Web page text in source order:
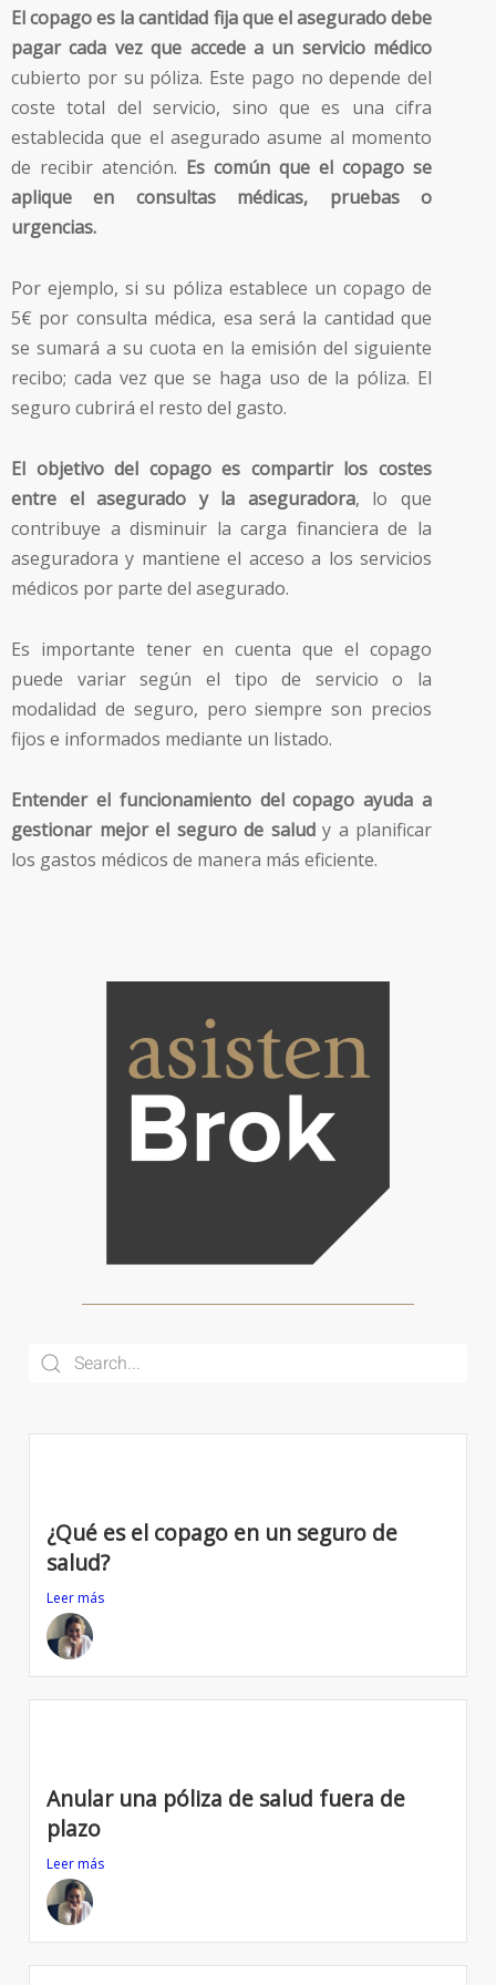
El copago es la cantidad fija que el asegurado debe
pagar cada vez que accede a un servicio médico
cubierto por su póliza. Este pago no depende del
coste total del servicio, sino que es una cifra
establecida que el asegurado asume al momento
de recibir atención. Es común que el copago se
aplique en consultas médicas, pruebas o
urgencias.
Por ejemplo, si su póliza establece un copago de
5€ por consulta médica, esa será la cantidad que
se sumará a su cuota en la emisión del siguiente
recibo; cada vez que se haga uso de la póliza. El
seguro cubrirá el resto del gasto.
El objetivo del copago es compartir los costes
entre el asegurado y la aseguradora, lo que
contribuye a disminuir la carga financiera de la
aseguradora y mantiene el acceso a los servicios
médicos por parte del asegurado.
Es importante tener en cuenta que el copago
puede variar según el tipo de servicio o la
modalidad de seguro, pero siempre son precios
fijos e informados mediante un listado.
Entender el funcionamiento del copago ayuda a
gestionar mejor el seguro de saludy a planificar
los gastos médicos de manera más eficiente.
¿Qué es el copago en un seguro de
salud?
Leer más
Anular una póliza de salud fuera de
plazo
Leer más